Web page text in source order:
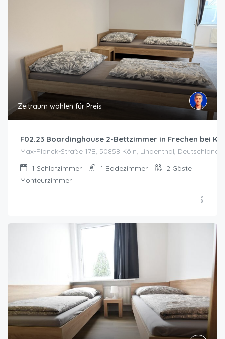
Zeitraum wählen für Preis
F02.23 Boardinghouse 2-Bettzimmer in Frechen bei
Max-Planck-Straße 17B, 50858 Köln, Lindenthal, Deutschland,
1 Schlafzimmer 1 Badezimmer 2 Gäste
Monteurzimmer